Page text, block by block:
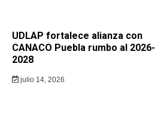
UDLAP fortalece alianza con
CANACO Puebla rumbo al 2026-
2028
julio 14, 2026